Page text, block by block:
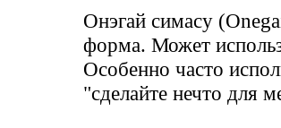
Онэгай симасу
форма. Может
Особенно часто
"сделайте нечто для